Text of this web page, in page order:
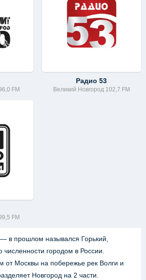
FM
Радио 53
Великий Новгород 102,7 FM
FM
в прошлом назывался Горький,
численности городом в России.
от Москвы на побережье рек Волги и
Новгород на 2 части.